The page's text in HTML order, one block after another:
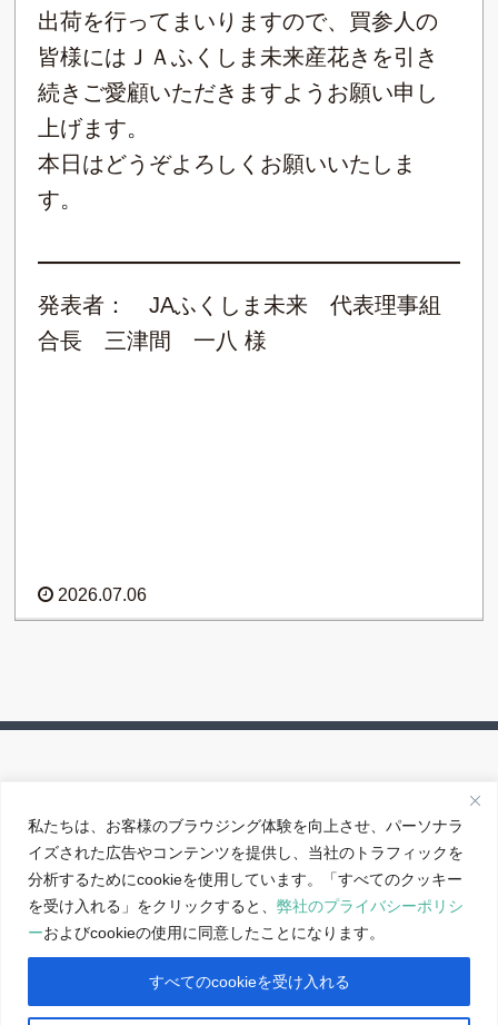
私たちは、お客様のブラウジング体験を向上させ、パーソナラ
イズされた広告やコンテンツを提供し、当社のトラフィックを
分析するためにcookieを使用しています。「すべてのクッキー
を受け入れる」をクリックすると、 弊社のプライバシーポリシ
ーおよびcookieの使用に同意したことになります。
すべてのcookieを受け入れる
出荷を行ってまいりますので、買参人の
皆様にはＪＡふくしま未来産花きを引き
続きご愛顧いただきますようお願い申し
上げます。
本日はどうぞよろしくお願いいたしま
す。
発表者： JAふくしま未来 代表理事組
合長 三津間 一八 様
2026.07.06
アクセス
サイトポリシー
反社会的勢力に対する基本方針